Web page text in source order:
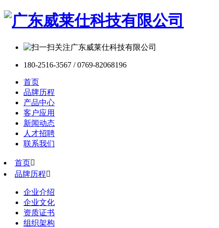
180-2516-3567 / 0769-82068196
首页
品牌历程
产品中心
客户应用
新闻动态
人才招聘
联系我们
首页
品牌历程
企业介绍
企业文化
资质证书
组织架构